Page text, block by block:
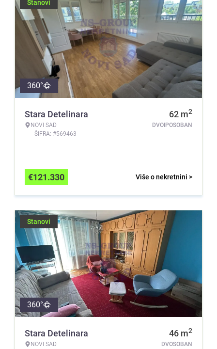
Stanovi
360°
Stara Detelinara
NOVI SAD
ŠIFRA: #569463
62 m2
DVOIPOSOBAN
Više o nekretnini >
€121.330
Stanovi
360°
Stara Detelinara
NOVI SAD
46 m2
DVOSOBAN